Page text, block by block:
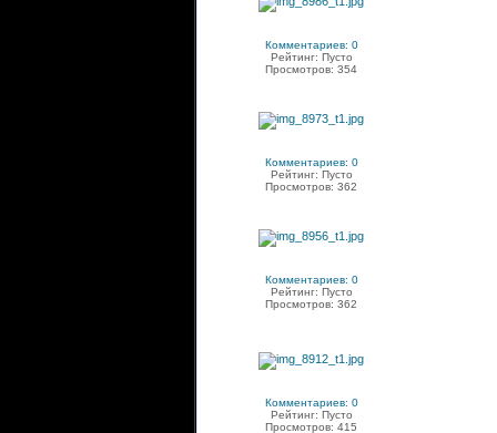
Комментариев: 0
Рейтинг: Пусто
Просмотров: 354
Комментариев: 0
Рейтинг: Пусто
Просмотров: 362
Комментариев: 0
Рейтинг: Пусто
Просмотров: 362
Комментариев: 0
Рейтинг: Пусто
Просмотров: 415